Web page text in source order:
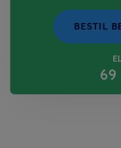
BESTIL
69